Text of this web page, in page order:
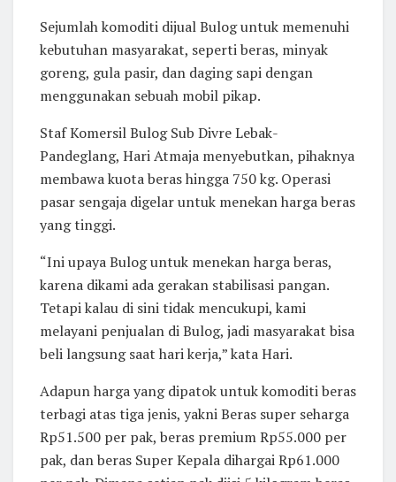
Sejumlah komoditi dijual Bulog untuk memenuhi
kebutuhan masyarakat, seperti beras, minyak
goreng, gula pasir, dan daging sapi dengan
menggunakan sebuah mobil pikap.
Staf Komersil Bulog Sub Divre Lebak-
Pandeglang, Hari Atmaja menyebutkan, pihaknya
membawa kuota beras hingga 750 kg. Operasi
pasar sengaja digelar untuk menekan harga beras
yang tinggi.
“Ini upaya Bulog untuk menekan harga beras,
karena dikami ada gerakan stabilisasi pangan.
Tetapi kalau di sini tidak mencukupi, kami
melayani penjualan di Bulog, jadi masyarakat bisa
beli langsung saat hari kerja,” kata Hari.
Adapun harga yang dipatok untuk komoditi beras
terbagi atas tiga jenis, yakni Beras super seharga
Rp51.500 per pak, beras premium Rp55.000 per
pak, dan beras Super Kepala dihargai Rp61.000